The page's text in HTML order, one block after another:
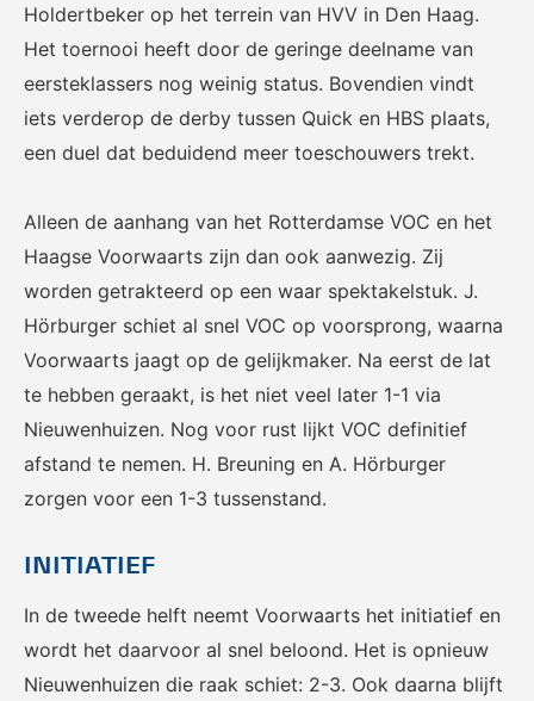
Het officiële kanaal van de
Eurojackpot Vrouwen
nieuws, programma,
standen en alle
Kennis- en innovatiecentrum
voor Betaald Voetbal.
Rinus
jeugdtrainers van Nederland.
KNVB Campus
KNVB Shop KNVB Ticketshop
Holdertbeker op het terrein van HVV in Den Haag.
Het toernooi heeft door de geringe deelname van
eersteklassers nog weinig status. Bovendien vindt
iets verderop de derby tussen Quick en HBS plaats,
een duel dat beduidend meer toeschouwers trekt.
Alleen de aanhang van het Rotterdamse VOC en het
Haagse Voorwaarts zijn dan ook aanwezig. Zij
worden getrakteerd op een waar spektakelstuk. J.
Hörburger schiet al snel VOC op voorsprong, waarna
Voorwaarts jaagt op de gelijkmaker. Na eerst de lat
te hebben geraakt, is het niet veel later 1-1 via
Nieuwenhuizen. Nog voor rust lijkt VOC definitief
afstand te nemen. H. Breuning en A. Hörburger
zorgen voor een 1-3 tussenstand.
INITIATIEF
In de tweede helft neemt Voorwaarts het initiatief en
wordt het daarvoor al snel beloond. Het is opnieuw
Nieuwenhuizen die raak schiet: 2-3. Ook daarna blijft